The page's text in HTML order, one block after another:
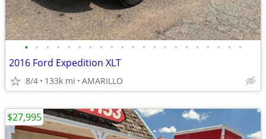
• • • • • • • • • • • • • • • • • • • • •
2016 Ford Expedition XLT
8/4 133k mi AMARILLO
$27,995